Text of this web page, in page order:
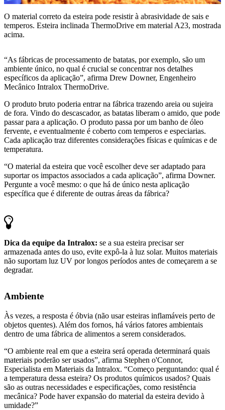
O material correto da esteira pode resistir à abrasividade de sais e
temperos. Esteira inclinada ThermoDrive em material A23, mostrada
acima.
“As fábricas de processamento de batatas, por exemplo, são um
ambiente único, no qual é crucial se concentrar nos detalhes
específicos da aplicação”, afirma Drew Downer, Engenheiro
Mecânico Intralox ThermoDrive.
O produto bruto poderia entrar na fábrica trazendo areia ou sujeira
de fora. Vindo do descascador, as batatas liberam o amido, que pode
passar para a aplicação. O produto passa por um banho de óleo
fervente, e eventualmente é coberto com temperos e especiarias.
Cada aplicação traz diferentes considerações físicas e químicas e de
temperatura.
“O material da esteira que você escolher deve ser adaptado para
suportar os impactos associados a cada aplicação”, afirma Downer.
Pergunte a você mesmo: o que há de único nesta aplicação
específica que é diferente de outras áreas da fábrica?
Dica da equipe da Intralox: se a sua esteira precisar ser
armazenada antes do uso, evite expô-la à luz solar. Muitos materiais
não suportam luz UV por longos períodos antes de começarem a se
degradar.
Ambiente
Às vezes, a resposta é óbvia (não usar esteiras inflamáveis perto de
objetos quentes). Além dos fornos, há vários fatores ambientais
dentro de uma fábrica de alimentos a serem considerados.
“O ambiente real em que a esteira será operada determinará quais
materiais poderão ser usados”, afirma Stephen o'Connor,
Especialista em Materiais da Intralox. “Começo perguntando: qual é
a temperatura dessa esteira? Os produtos químicos usados? Quais
são as outras necessidades e especificações, como resistência
mecânica? Pode haver expansão do material da esteira devido à
umidade?”